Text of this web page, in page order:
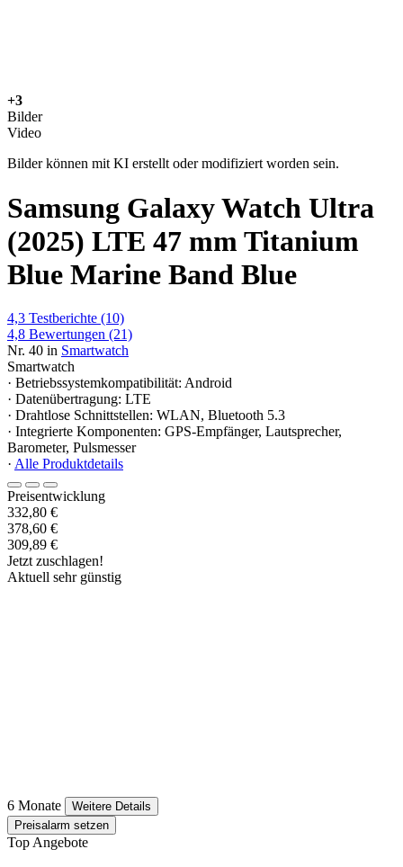
+3
Bilder
Video
Bilder können mit KI erstellt oder modifiziert worden sein.
Samsung Galaxy Watch Ultra
(2025) LTE 47 mm Titanium
Blue Marine Band Blue
4,3 Testberichte (10)
4,8 Bewertungen (21)
Nr. 40 in Smartwatch
Smartwatch
· Betriebssystemkompatibilität: Android
· Datenübertragung: LTE
· Drahtlose Schnittstellen: WLAN, Bluetooth 5.3
· Integrierte Komponenten: GPS-Empfänger, Lautsprecher,
Barometer, Pulsmesser
· Alle Produktdetails
Preisentwicklung
332,80 €
378,60 €
309,89 €
Jetzt zuschlagen!
Aktuell sehr günstig
6 Monate
Weitere Details
Preisalarm setzen
Top Angebote